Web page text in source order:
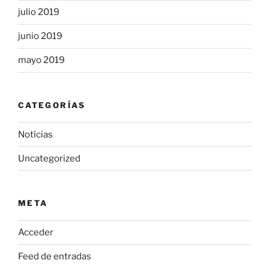
julio 2019
junio 2019
mayo 2019
CATEGORÍAS
Notícias
Uncategorized
META
Acceder
Feed de entradas